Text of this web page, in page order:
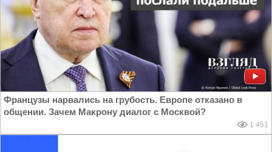
Французы нарвались на грубость. Европе отказано в
общении. Зачем Макрону диалог с Москвой?
1 451